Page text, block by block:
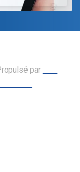
par